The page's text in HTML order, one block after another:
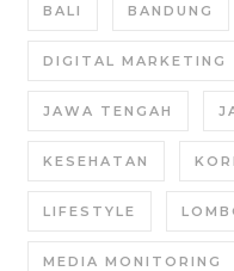
BALI BANDUNG
DIGITAL MARKETING
JAWA TENGAH
KESEHATAN
LIFESTYLE
MEDIA MONITORING